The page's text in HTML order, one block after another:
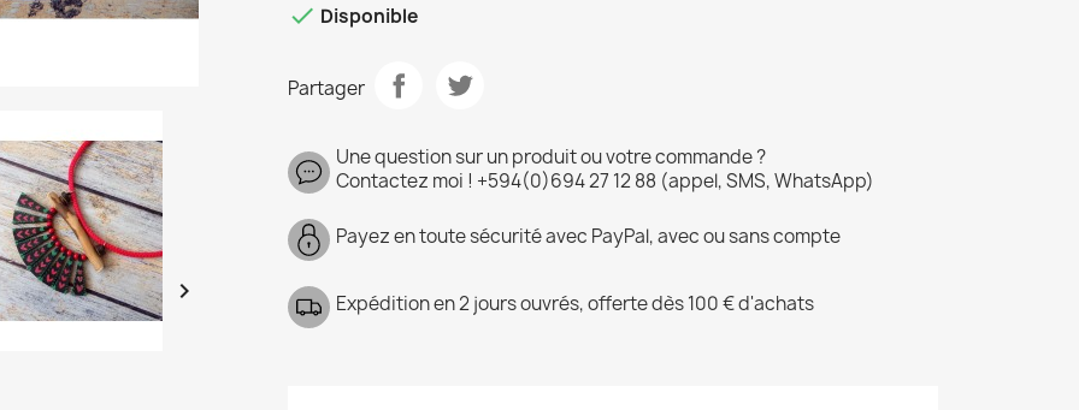

 Disponible
Partager
Une question sur un produit ou votre commande ?
Contactez moi ! +594(0)694 27 12 88 (appel, SMS, WhatsApp)
Payez en toute sécurité avec PayPal, avec ou sans compte
Expédition en 2 jours ouvrés, offerte dès 100 € d'achats